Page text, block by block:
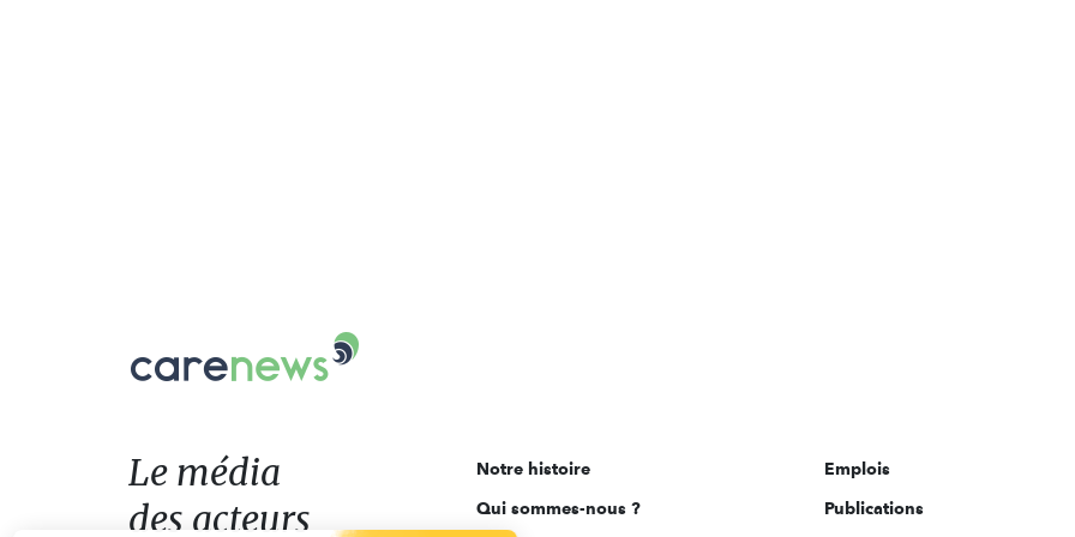
Le
acteurs
de
l'engagement
Le média
des acteurs
Notre histoire
Qui sommes-nous ?
Emplois
Publications